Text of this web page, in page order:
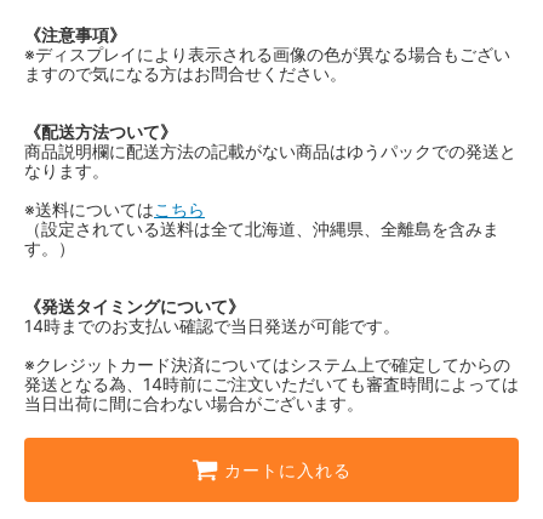
《注意事項》
※ディスプレイにより表示される画像の色が異なる場合もござい
ますので気になる方はお問合せください。
《配送方法ついて》
商品説明欄に配送方法の記載がない商品はゆうパックでの発送と
なります。
※送料についてはこちら
（設定されている送料は全て北海道、沖縄県、全離島を含みま
す。）
《発送タイミングについて》
14時までのお支払い確認で当日発送が可能です。
※クレジットカード決済についてはシステム上で確定してからの
発送となる為、14時前にご注文いただいても審査時間によっては
当日出荷に間に合わない場合がございます。
カートに入れる